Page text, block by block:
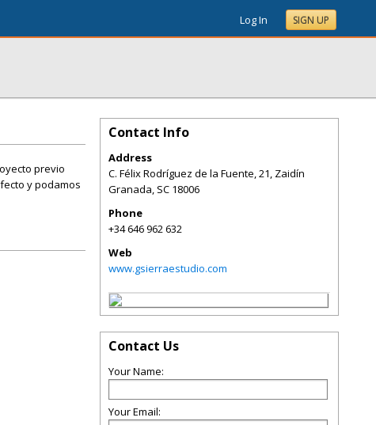
Log In SIGN UP
previo
y podamos
Contact Info
Address
C. Félix Rodríguez de la Fuente, 21, Zaidín
Granada, SC 18006
Phone
+34 646 962 632
Web
www.gsierraestudio.com
Contact Us
Your Name:
Your Email: